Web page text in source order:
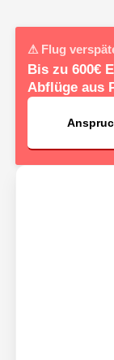
⚠ Flug
Bis zu 600€
Abflüge aus